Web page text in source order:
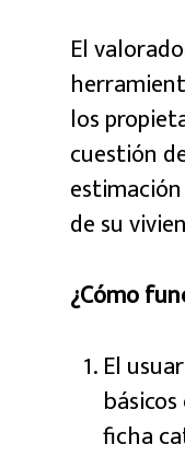
El
los
cuestión
de su
¿Cómo
El
ficha